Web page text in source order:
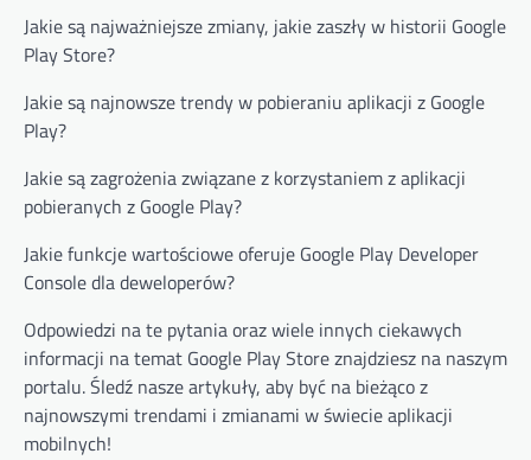
Jakie są najważniejsze zmiany, jakie zaszły w historii Google
Play Store?
Jakie są najnowsze trendy w pobieraniu aplikacji z Google
Play?
Jakie są zagrożenia związane z korzystaniem z aplikacji
pobieranych z Google Play?
Jakie funkcje wartościowe oferuje Google Play Developer
Console dla deweloperów?
Odpowiedzi na te pytania oraz wiele innych ciekawych
informacji na temat Google Play Store znajdziesz na naszym
portalu. Śledź nasze artykuły, aby być na bieżąco z
najnowszymi trendami i zmianami w świecie aplikacji
mobilnych!